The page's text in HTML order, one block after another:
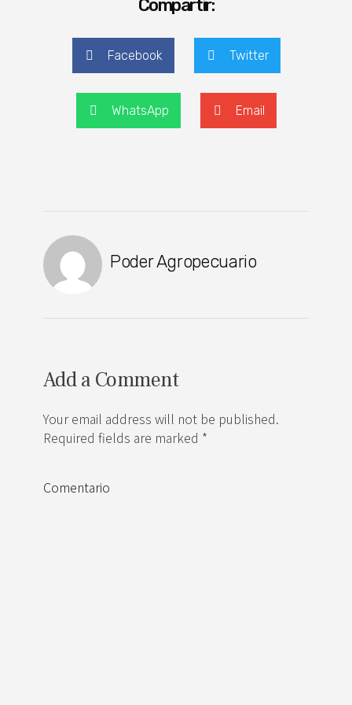
Compartir:
Facebook Twitter
WhatsApp Email
Poder Agropecuario
Add a Comment
Your email address will not be published.
Required fields are marked *
Comentario